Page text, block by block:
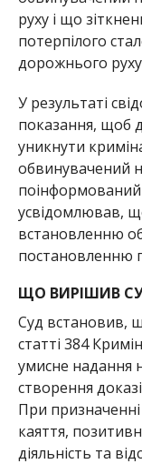
руху і що
потерпілого
дорожнього
У результаті
показання, щоб
уникнути
обвинувачений
усвідомлював,
встановленню
постановленню
ЩО ВИРІШИВ
Суд встановив,
статті 384
умисне надання
створення
При
каяття,
діяльність та